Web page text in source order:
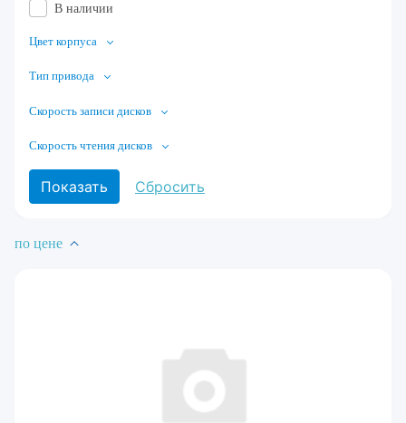
В наличии
Цвет корпуса
Тип привода
Скорость записи дисков
Скорость чтения дисков
по цене